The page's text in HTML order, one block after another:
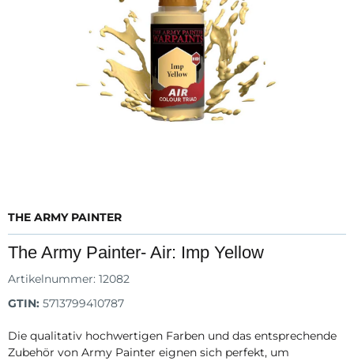
THE ARMY PAINTER
The Army Painter- Air: Imp Yellow
Artikelnummer: 12082
GTIN: 5713799410787
Die qualitativ hochwertigen Farben und das entsprechende
Zubehör von Army Painter eignen sich perfekt, um